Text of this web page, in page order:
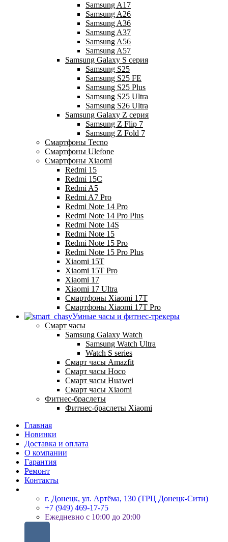
Samsung A17
Samsung A26
Samsung A36
Samsung A37
Samsung A56
Samsung A57
Samsung Galaxy S серия
Samsung S25
Samsung S25 FE
Samsung S25 Plus
Samsung S25 Ultra
Samsung S26 Ultra
Samsung Galaxy Z серия
Samsung Z Flip 7
Samsung Z Fold 7
Смартфоны Tecno
Смартфоны Ulefone
Смартфоны Xiaomi
Redmi 15
Redmi 15C
Redmi A5
Redmi A7 Pro
Redmi Note 14 Pro
Redmi Note 14 Pro Plus
Redmi Note 14S
Redmi Note 15
Redmi Note 15 Pro
Redmi Note 15 Pro Plus
Xiaomi 15T
Xiaomi 15T Pro
Xiaomi 17
Xiaomi 17 Ultra
Смартфоны Xiaomi 17Т
Смартфоны Xiaomi 17Т Pro
Умные часы и фитнес-трекеры
Смарт часы
Samsung Galaxy Watch
Samsung Watch Ultra
Watch S series
Смарт часы Amazfit
Смарт часы Hoco
Смарт часы Huawei
Смарт часы Xiaomi
Фитнес-браслеты
Фитнес-браслеты Xiaomi
Главная
Новинки
Доставка и оплата
О компании
Гарантия
Ремонт
Контакты
г. Донецк, ул. Артёма, 130 (ТРЦ Донецк-Сити)
+7 (949) 469-17-75
Ежедневно с 10:00 до 20:00